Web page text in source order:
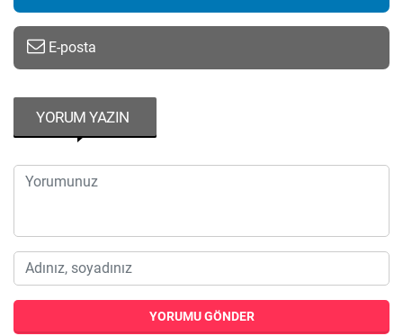
E-posta
YORUM YAZIN
YORUMU GÖNDER